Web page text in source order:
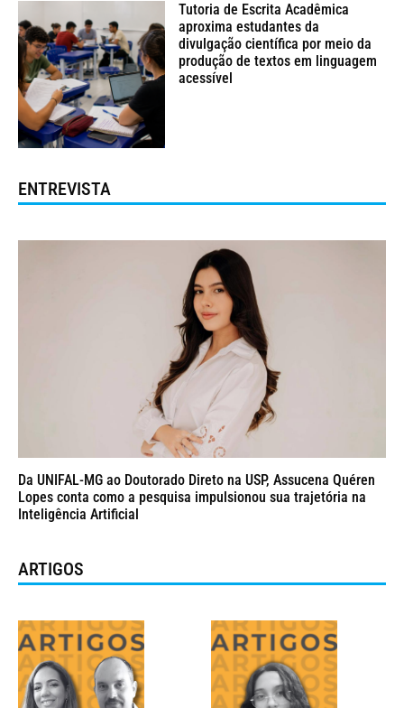
Tutoria de Escrita Acadêmica
aproxima estudantes da
divulgação científica por meio da
produção de textos em linguagem
acessível
ENTREVISTA
Da UNIFAL-MG ao Doutorado Direto na USP, Assucena Quéren
Lopes conta como a pesquisa impulsionou sua trajetória na
Inteligência Artificial
ARTIGOS